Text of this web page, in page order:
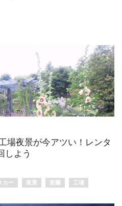
場夜景が今アツい！レンタ
しよう
カー 夜景 室蘭
工場